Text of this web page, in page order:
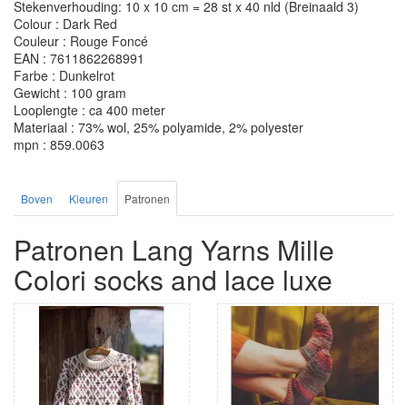
Stekenverhouding: 10 x 10 cm = 28 st x 40 nld (Breinaald 3)
Colour : Dark Red
Couleur : Rouge Foncé
EAN : 7611862268991
Farbe : Dunkelrot
Gewicht : 100 gram
Looplengte : ca 400 meter
Materiaal : 73% wol, 25% polyamide, 2% polyester
mpn : 859.0063
Boven Kleuren Patronen
Patronen Lang Yarns Mille
Colori socks and lace luxe